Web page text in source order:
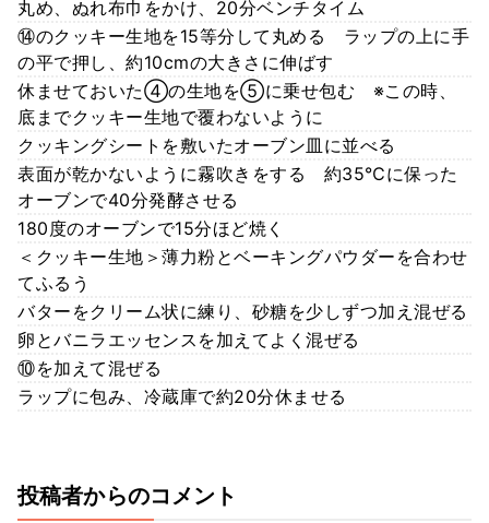
丸め、ぬれ布巾をかけ、20分ベンチタイム
⑭のクッキー生地を15等分して丸める ラップの上に手
の平で押し、約10cmの大きさに伸ばす
休ませておいた④の生地を⑤に乗せ包む ※この時、
底までクッキー生地で覆わないように
クッキングシートを敷いたオーブン皿に並べる
表面が乾かないように霧吹きをする 約35℃に保った
オーブンで40分発酵させる
180度のオーブンで15分ほど焼く
＜クッキー生地＞薄力粉とベーキングパウダーを合わせ
てふるう
バターをクリーム状に練り、砂糖を少しずつ加え混ぜる
卵とバニラエッセンスを加えてよく混ぜる
⑩を加えて混ぜる
ラップに包み、冷蔵庫で約20分休ませる
投稿者からのコメント